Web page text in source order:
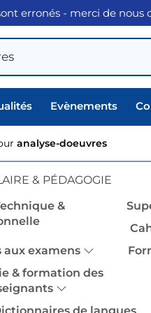
erronés - merci de nous
Evènements
analyse-doeuvres
& PÉDAGOGIE
&
examens
& formation des
de langues